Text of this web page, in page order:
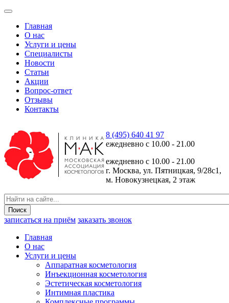
Главная
О нас
Услуги и цены
Специалисты
Новости
Статьи
Акции
Вопрос-ответ
Отзывы
Контакты
8 (495) 640 41 97
ежедневно с 10.00 - 21.00
ежедневно с 10.00 - 21.00
г. Москва, ул. Пятницкая, 9/28с1,
м. Новокузнецкая, 2 этаж
записаться на приём заказать звонок
Главная
О нас
Услуги и цены
Аппаратная косметология
Инъекционная косметология
Эстетическая косметология
Интимная пластика